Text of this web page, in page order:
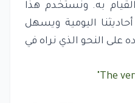
به. ونستخدم هذا
اليومية ويسهل
على النحو الذي نراه في